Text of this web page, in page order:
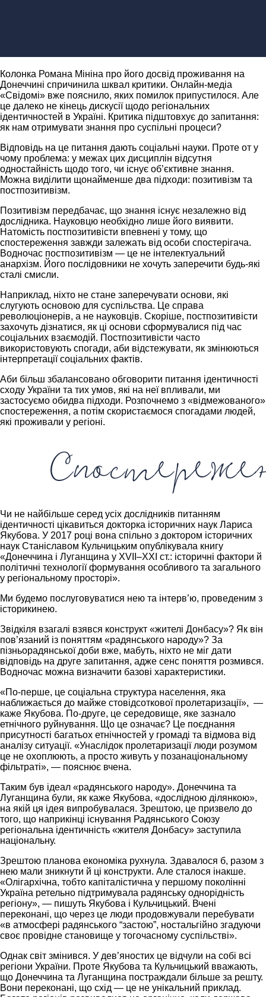
Колонка Романа Мініна про його досвід проживання на
Донеччині спричинила шквал критики. Онлайн-медіа
«Свідомі» вже пояснило, яких помилок припустилося. Але
це далеко не кінець дискусії щодо регіональних
ідентичностей в Україні. Критика підштовхує до запитання:
як нам отримувати знання про суспільні процеси?
Відповідь на це питання дають соціальні науки. Проте от у
чому проблема: у межах цих дисциплін відсутня
одностайність щодо того, чи існує об’єктивне знання.
Можна виділити щонайменше два підходи: позитивізм та
постпозитивізм.
Позитивізм передбачає, що знання існує незалежно від
дослідника. Науковцю необхідно лише його виявити.
Натомість постпозитивісти впевнені у тому, що
спостереження завжди залежать від особи спостерігача.
Водночас постпозитивізм — це не інтелектуальний
анархізм. Його послідовники не хочуть заперечити будь-які
сталі смисли.
Наприклад, ніхто не стане заперечувати основи, які
слугують основою для суспільства. Це справа
революціонерів, а не науковців. Скоріше, постпозитивісти
захочуть дізнатися, як ці основи сформувалися під час
соціальних взаємодій. Постпозитивісти часто
використовують спогади, аби відстежувати, як змінюються
інтерпретації соціальних фактів.
Аби більш збалансовано обговорити питання ідентичності
сходу України та тих умов, які на неї впливали, ми
застосуємо обидва підходи. Розпочнемо з «відмежованого»
спостереження, а потім скористаємося спогадами людей,
які проживали у регіоні.
Чи не найбільше серед усіх дослідників питанням
ідентичності цікавиться докторка історичних наук Лариса
Якубова. У 2017 році вона спільно з доктором історичних
наук Станіславом Кульчицьким опублікувала книгу
«Донеччина і Луганщина у XVII–XXI ст.: історичні фактори й
політичні технології формування особливого та загального
у регіональному просторі».
Ми будемо послуговуватися нею та інтерв’ю, проведеним з
історикинею.
Звідкіля взагалі взявся конструкт «жителі Донбасу»? Як він
пов’язаний із поняттям «радянського народу»? За
пізньорадянської доби вже, мабуть, ніхто не міг дати
відповідь на друге запитання, адже сенс поняття розмився.
Водночас можна визначити базові характеристики.
«По-перше, це соціальна структура населення, яка
наближається до майже стовідсоткової пролетаризації», —
каже Якубова. По-друге, це середовище, яке зазнало
етнічного руйнування. Що це означає? Це поєднання
присутності багатьох етнічностей у громаді та відмова від
аналізу ситуації. «Унаслідок пролетаризації люди розумом
це не охоплюють, а просто живуть у позанаціональному
фільтраті», — пояснює вчена.
Таким був ідеал «радянського народу». Донеччина та
Луганщина були, як каже Якубова, «дослідною ділянкою»,
на якій ця ідея випробувалася. Зрештою, це призвело до
того, що наприкінці існування Радянського Союзу
регіональна ідентичність «жителя Донбасу» заступила
національну.
Зрештою планова економіка рухнула. Здавалося б, разом з
нею мали зникнути й ці конструкти. Але сталося інакше.
«Олігархічна, тобто капіталістична у першому поколінні
Україна ретельно підтримувала радянську однорідність
регіону», — пишуть Якубова і Кульчицький. Вчені
переконані, що через це люди продовжували перебувати
«в атмосфері радянського “застою”, ностальгійно згадуючи
своє провідне становище у тогочасному суспільстві».
Однак світ змінився. У дев’яностих це відчули на собі всі
регіони України. Проте Якубова та Кульчицький вважають,
що Донеччина та Луганщина постраждали більше за решту.
Вони переконані, що схід — це не унікальний приклад.